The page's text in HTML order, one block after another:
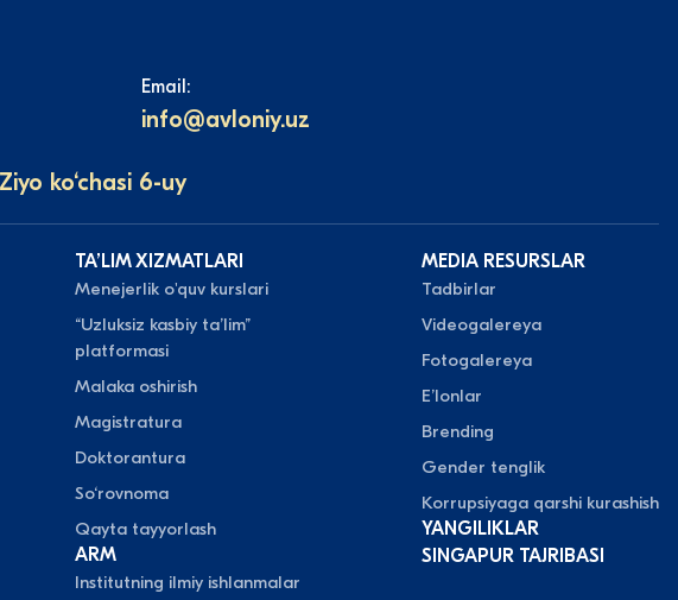
Email:
info@avloniy.uz
ko‘chasi 6-uy
TAʼLIM XIZMATLARI
Menejerlik o'quv kurslari
“Uzluksiz kasbiy taʼlim”
platformasi
Malaka oshirish
Magistratura
Doktorantura
So‘rovnoma
Qayta tayyorlash
ARM
Institutning ilmiy ishlanmalar
MEDIA RESURSLAR
Tadbirlar
Videogalereya
Fotogalereya
Eʼlonlar
Brending
Gender tenglik
Korrupsiyaga qarshi kurashish
YANGILIKLAR
SINGAPUR TAJRIBASI